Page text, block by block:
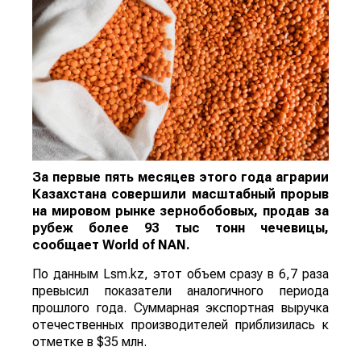
За первые пять месяцев этого года аграрии
Казахстана совершили масштабный прорыв
на мировом рынке зернобобовых, продав за
рубеж более 93 тыс тонн чечевицы,
сообщает World of NAN .
По данным Lsm.kz, этот объем сразу в 6,7 раза
превысил показатели аналогичного периода
прошлого года. Суммарная экспортная выручка
отечественных производителей приблизилась к
отметке в $35 млн.